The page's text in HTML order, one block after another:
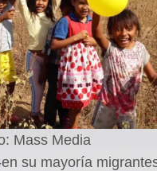
Mass Media
su mayoría